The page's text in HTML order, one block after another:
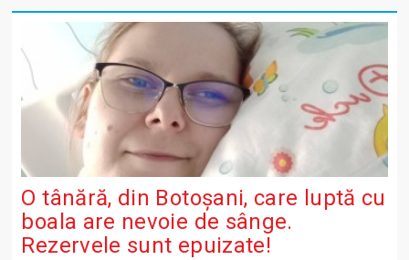
O tânără, din Botoșani, care luptă cu
boala are nevoie de sânge.
Rezervele sunt epuizate!